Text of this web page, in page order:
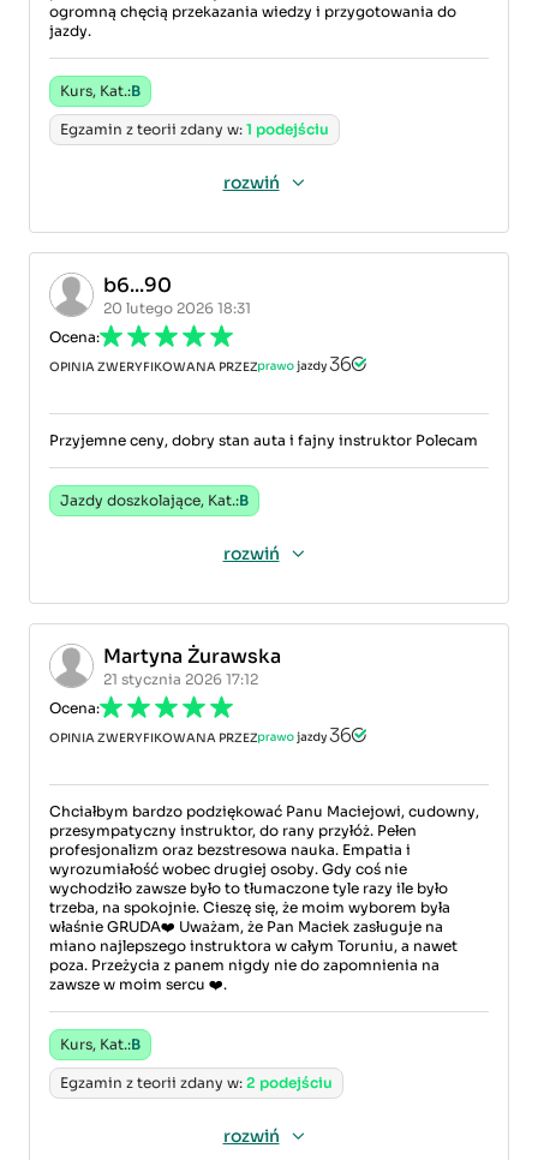
ogromną chęcią przekazania wiedzy i przygotowania do
jazdy.
Kurs, Kat.:B
Egzamin z teorii zdany w: 1 podejściu
rozwiń
b6...90
20 lutego 2026 18:31
Ocena:
OPINIA ZWERYFIKOWANA PRZEZ
Przyjemne ceny, dobry stan auta i fajny instruktor Polecam
Jazdy doszkolające, Kat.:B
rozwiń
Martyna Żurawska
21 stycznia 2026 17:12
Ocena:
OPINIA ZWERYFIKOWANA PRZEZ
Chciałbym bardzo podziękować Panu Maciejowi, cudowny,
przesympatyczny instruktor, do rany przyłóż. Pełen
profesjonalizm oraz bezstresowa nauka. Empatia i
wyrozumiałość wobec drugiej osoby. Gdy coś nie
wychodziło zawsze było to tłumaczone tyle razy ile było
trzeba, na spokojnie. Cieszę się, że moim wyborem była
właśnie GRUDA❤️ Uważam, że Pan Maciek zasługuje na
miano najlepszego instruktora w całym Toruniu, a nawet
poza. Przeżycia z panem nigdy nie do zapomnienia na
zawsze w moim sercu ❤️.
Kurs, Kat.:B
Egzamin z teorii zdany w: 2 podejściu
rozwiń